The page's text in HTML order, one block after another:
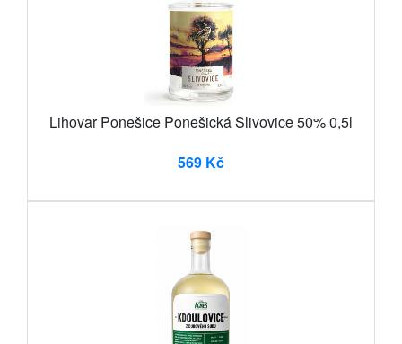
Lihovar Ponešice Ponešická Slivovice 50% 0,5l
569 Kč